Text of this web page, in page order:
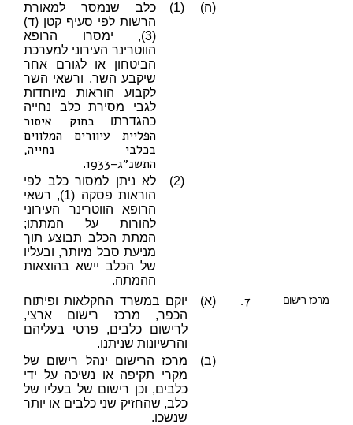
(ה)
(1)
כלב שנמסר למאורת
הרשות לפי סעיף קטן (ד)
(3), ימסרו הרופא
הווטרינר העירוני למערכת
הביטחון או לגורם אחר
שיקבע השר, ורשאי השר
לקבוע הוראות מיוחדות
לגבי מסירת כלב נחייה
כהגדרתו בחוק איסור
הפליית עיוורים המלווים
בכלבי נחייה,
התשנ״ג–1933
.
(2)
לא ניתן למסור כלב לפי
הוראות פסקה (1), רשאי
הרופא הווטרינר העירוני
להורות על המתתו;
המתת הכלב תבוצע תוך
מניעת סבל מיותר, ובעליו
של הכלב יישא בהוצאות
ההמתה.
7. מרכז רישום (א)
יוקם במשרד החקלאות ופיתוח
הכפר, מרכז רישום ארצי,
לרישום כלבים, פרטי בעליהם
והרשיונות שניתנו.
(ב)
מרכז הרישום ינהל רישום של
מקרי תקיפה או נשיכה על ידי
כלבים, וכן רישום של בעליו של
כלב, שהחזיק שני כלבים או יותר
שנשכו.